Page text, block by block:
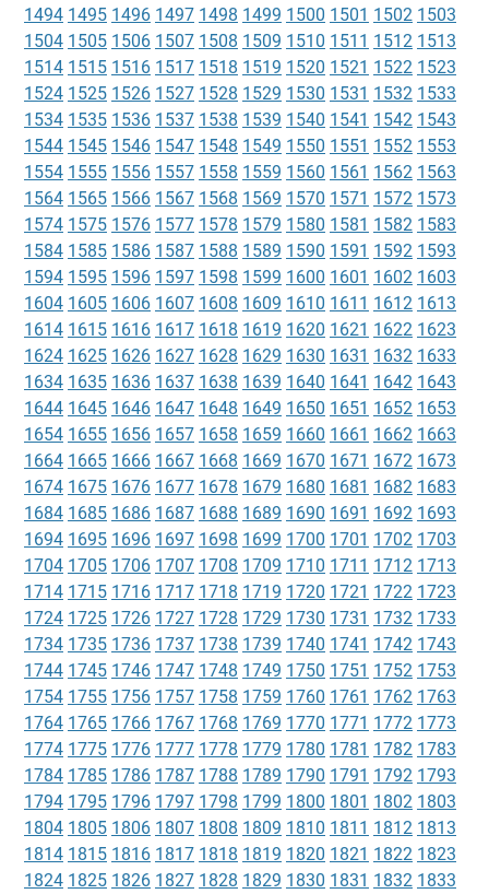
1494 1495 1496 1497 1498 1499 1500 1501 1502 1503
1504 1505 1506 1507 1508 1509 1510 1511 1512 1513
1514 1515 1516 1517 1518 1519 1520 1521 1522 1523
1524 1525 1526 1527 1528 1529 1530 1531 1532 1533
1534 1535 1536 1537 1538 1539 1540 1541 1542 1543
1544 1545 1546 1547 1548 1549 1550 1551 1552 1553
1554 1555 1556 1557 1558 1559 1560 1561 1562 1563
1564 1565 1566 1567 1568 1569 1570 1571 1572 1573
1574 1575 1576 1577 1578 1579 1580 1581 1582 1583
1584 1585 1586 1587 1588 1589 1590 1591 1592 1593
1594 1595 1596 1597 1598 1599 1600 1601 1602 1603
1604 1605 1606 1607 1608 1609 1610 1611 1612 1613
1614 1615 1616 1617 1618 1619 1620 1621 1622 1623
1624 1625 1626 1627 1628 1629 1630 1631 1632 1633
1634 1635 1636 1637 1638 1639 1640 1641 1642 1643
1644 1645 1646 1647 1648 1649 1650 1651 1652 1653
1654 1655 1656 1657 1658 1659 1660 1661 1662 1663
1664 1665 1666 1667 1668 1669 1670 1671 1672 1673
1674 1675 1676 1677 1678 1679 1680 1681 1682 1683
1684 1685 1686 1687 1688 1689 1690 1691 1692 1693
1694 1695 1696 1697 1698 1699 1700 1701 1702 1703
1704 1705 1706 1707 1708 1709 1710 1711 1712 1713
1714 1715 1716 1717 1718 1719 1720 1721 1722 1723
1724 1725 1726 1727 1728 1729 1730 1731 1732 1733
1734 1735 1736 1737 1738 1739 1740 1741 1742 1743
1744 1745 1746 1747 1748 1749 1750 1751 1752 1753
1754 1755 1756 1757 1758 1759 1760 1761 1762 1763
1764 1765 1766 1767 1768 1769 1770 1771 1772 1773
1774 1775 1776 1777 1778 1779 1780 1781 1782 1783
1784 1785 1786 1787 1788 1789 1790 1791 1792 1793
1794 1795 1796 1797 1798 1799 1800 1801 1802 1803
1804 1805 1806 1807 1808 1809 1810 1811 1812 1813
1814 1815 1816 1817 1818 1819 1820 1821 1822 1823
1824 1825 1826 1827 1828 1829 1830 1831 1832 1833